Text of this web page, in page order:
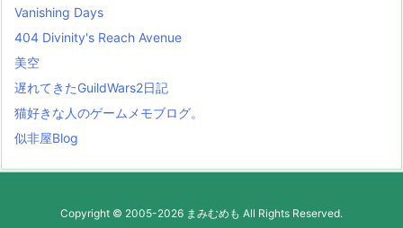
Vanishing Days
404 Divinity's Reach Avenue
美空
遅れてきたGuildWars2日記
猫好きな人のゲームメモブログ。
似非屋Blog
Copyright © 2005-2026 まみむめも All Rights Reserved.